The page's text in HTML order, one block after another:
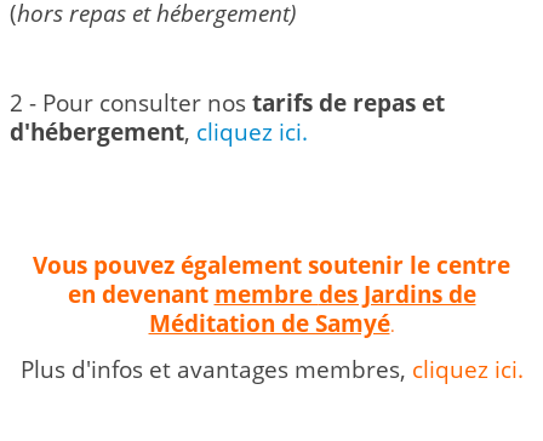
(hors repas et hébergement)
2 - Pour consulter nos tarifs de repas et
d'hébergement, cliquez ici.
Vous pouvez également soutenir le centre
en devenant membre des Jardins de
Méditation de Samyé.
Plus d'infos et avantages membres, cliquez ici.